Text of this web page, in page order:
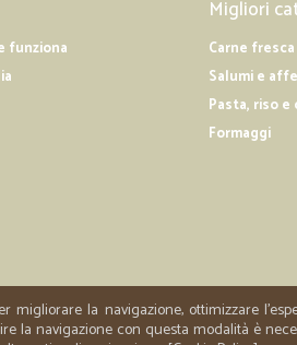
funziona
Migliori
Carne
Salumi e
Pasta, riso e
Formaggi
migliorare la navigazione, ottimizzare
la navigazione con questa modalità è